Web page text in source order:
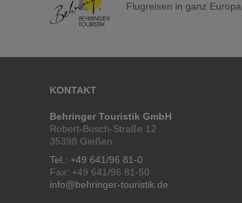
Flugreisen in ganz
KONTAKT
Behringer Touristik GmbH
Robert-Bosch-Straße 12
35398 Gießen
Tel.: +49 641/96 81-0
Fax: +49 641/96 81-50
info@behringer-touristik.de